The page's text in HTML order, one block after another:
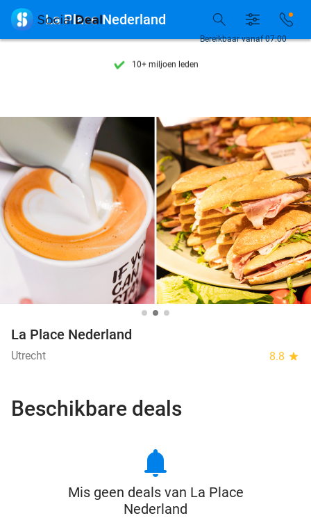
7 dagen per week beschikbaar
10+ miljoen leden
7 dagen per week beschikbaar
10+ miljoen leden
Bereikbaar vanaf 07:00
 La Place Nederland
La Place Nederland
Utrecht 8.8 star
Beschikbare deals
notifications
Mis geen deals van La Place
Nederland